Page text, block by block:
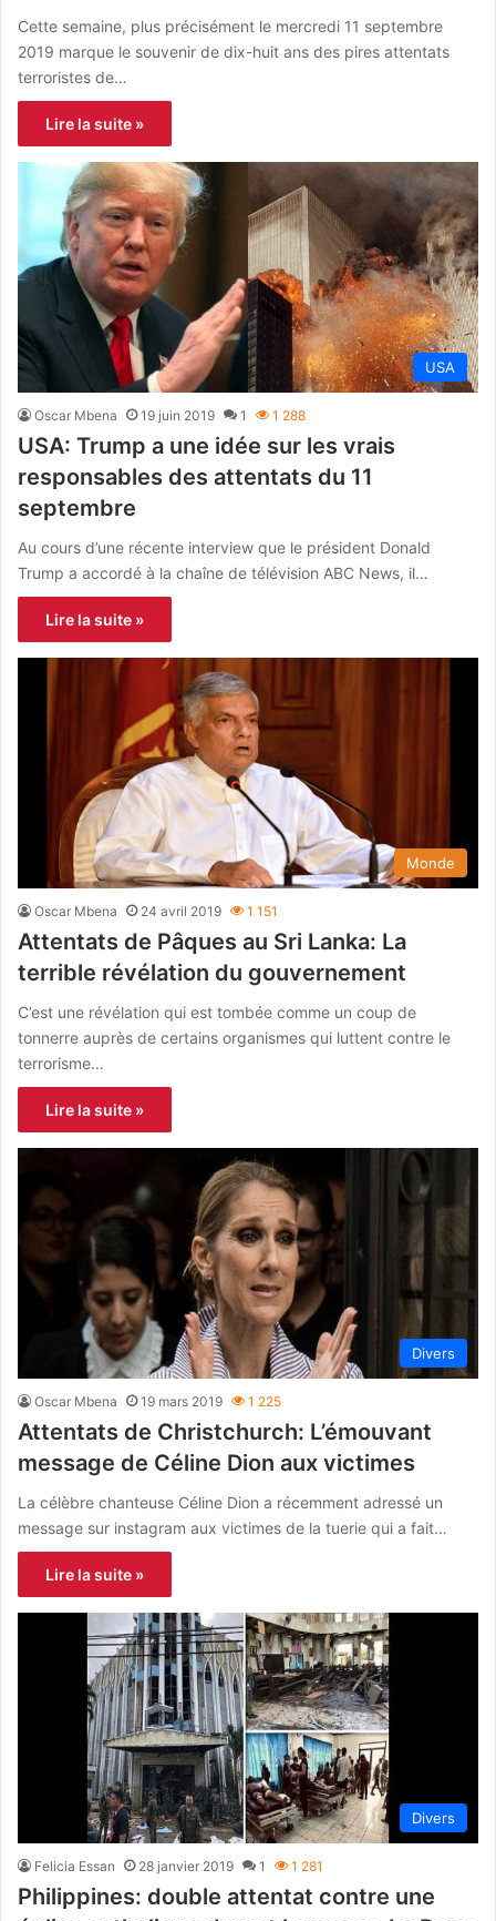
Cette semaine, plus précisément le mercredi 11 septembre
2019 marque le souvenir de dix-huit ans des pires attentats
terroristes de…
Lire la suite »
USA
Oscar Mbena 19 juin 2019 1 1 288
USA: Trump a une idée sur les vrais
responsables des attentats du 11
septembre
Au cours d’une récente interview que le président Donald
Trump a accordé à la chaîne de télévision ABC News, il…
Lire la suite »
Monde
Oscar Mbena 24 avril 2019 1 151
Attentats de Pâques au Sri Lanka: La
terrible révélation du gouvernement
C’est une révélation qui est tombée comme un coup de
tonnerre auprès de certains organismes qui luttent contre le
terrorisme…
Lire la suite »
Divers
Oscar Mbena 19 mars 2019 1 225
Attentats de Christchurch: L’émouvant
message de Céline Dion aux victimes
La célèbre chanteuse Céline Dion a récemment adressé un
message sur instagram aux victimes de la tuerie qui a fait…
Lire la suite »
Divers
Felicia Essan 28 janvier 2019 1 1 281
Philippines: double attentat contre une